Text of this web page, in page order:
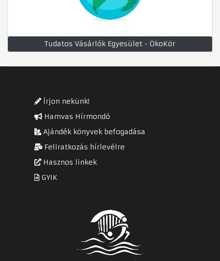
Tudatos Vásárlók Egyesület - ÖkoKör
Írjon nekünk!
Hamvas Hírmondó
Ajándék könyvek befogadása
Feliratkozás hírlevélre
Hasznos linkek
GYIK